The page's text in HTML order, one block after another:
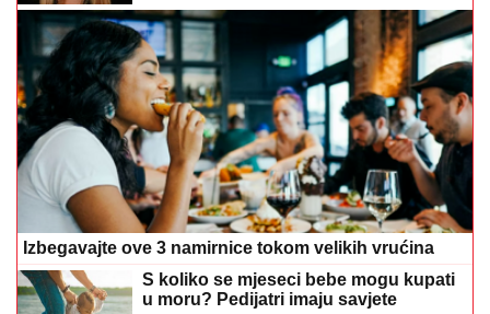
Izbegavajte ove 3 namirnice tokom velikih vrućina
S koliko se mjeseci bebe mogu kupati
u moru? Pedijatri imaju savjete